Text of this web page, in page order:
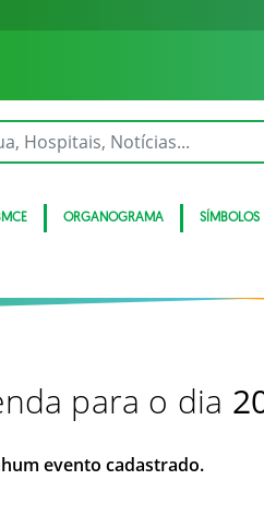
ORGANOGRAMA SÍMBOLOS
para o dia
evento cadastrado.